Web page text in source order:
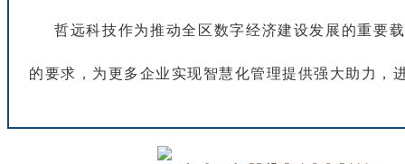
哲远科技作为推动全 区数字经济建设发 展 的重要载
的要求 ， 为更多企业 实现智慧化管理提供强 大 助 力 ，